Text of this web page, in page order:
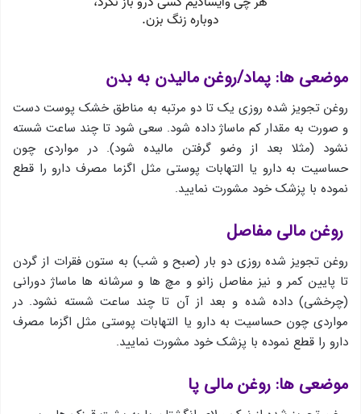
موضعی ها: پماد/روغن مالیدن به بدن
روغن تجویز شده روزی یک تا دو مرتبه به مناطق خشک پوست دست
و صورت به مقدار کم ماساژ داده شود. سعی شود تا چند ساعت شسته
نشود (مثلا بعد از وضو گرفتن مالیده شود). در مواردی چون
حساسیت به دارو یا التهابات پوستی مثل اگزما مصرف دارو را قطع
نموده با پزشک خود مشورت نمایید.
روغن مالی مفاصل
روغن تجویز شده روزی دو بار (صبح و شب) به ستون فقرات از گردن
تا پایین کمر و نیز مفاصل زانو و مچ ها و سرشانه ها ماساژ دورانی
(چرخشی) داده شده و بعد از آن تا چند ساعت شسته نشود. در
مواردی چون حساسیت به دارو یا التهابات پوستی مثل اگزما مصرف
دارو را قطع نموده با پزشک خود مشورت نمایید.
موضعی ها: روغن مالی پا